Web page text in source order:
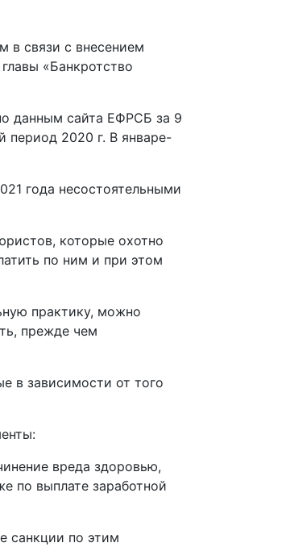
в связи с внесением
«Банкротство
данным сайта ЕФРСБ за 9
период 2020 г. В январе-
года несостоятельными
которые охотно
по ним и при этом
практику, можно
прежде чем
в зависимости от того
вреда здоровью,
по выплате заработной
санкции по этим